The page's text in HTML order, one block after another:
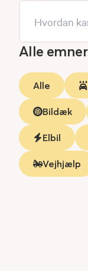
Alle emner
Alle
Bildæk
Elbil
Vejhjælp